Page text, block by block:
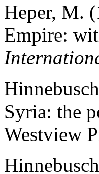
Heper, M.
Empire:
Syria: the
Westview